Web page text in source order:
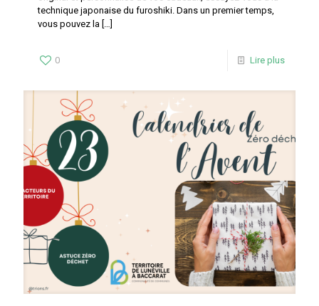
technique japonaise du furoshiki. Dans un premier temps,
vous pouvez la […]
0 Lire plus